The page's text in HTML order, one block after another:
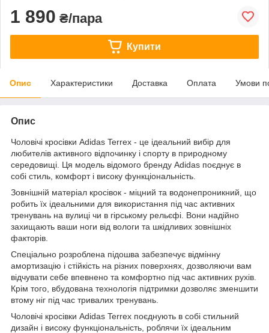
1 890 ₴/пара
Купити
Опис Характеристики Доставка Оплата Умови
Опис
Чоловічі кросівки Adidas Terrex - це ідеальний вибір для
любителів активного відпочинку і спорту в природному
середовищі. Ця модель відомого бренду Adidas поєднує в
собі стиль, комфорт і високу функціональність.
Зовнішній матеріал кросівок - міцний та водонепроникний, що
робить їх ідеальними для використання під час активних
тренувань на вулиці чи в гірському рельєфі. Вони надійно
захищають ваши ноги від вологи та шкідливих зовнішніх
факторів.
Спеціально розроблена підошва забезпечує відмінну
амортизацію і стійкість на різних поверхнях, дозволяючи вам
відчувати себе впевнено та комфортно під час активних рухів.
Крім того, вбудована технологія підтримки дозволяє зменшити
втому ніг під час тривалих тренувань.
Чоловічі кросівки Adidas Terrex поєднують в собі стильний
дизайн і високу функціональність, роблячи їх ідеальним